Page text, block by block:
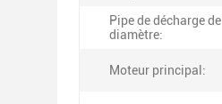
Pipe de décharge de
diamètre:
Moteur principal: